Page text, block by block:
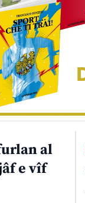
al
e vîf